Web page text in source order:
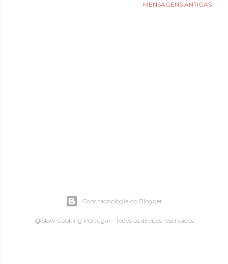
MENSAGENS ANTIGAS
Com tecnologia do Blogger
@Slow Cooking Portugal - Todos os direitos reservados